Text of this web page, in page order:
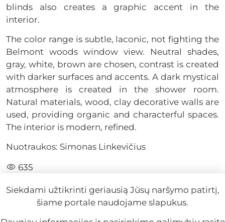
blinds also creates a graphic accent in the
interior.
The color range is subtle, laconic, not fighting the
Belmont woods window view. Neutral shades,
gray, white, brown are chosen, contrast is created
with darker surfaces and accents. A dark mystical
atmosphere is created in the shower room.
Natural materials, wood, clay decorative walls are
used, providing organic and characterful spaces.
The interior is modern, refined.
Nuotraukos: Simonas Linkevičius
635
Siekdami užtikrinti geriausią Jūsų naršymo patirtį,
šiame portale naudojame slapukus.